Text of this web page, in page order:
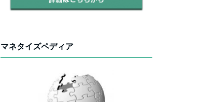
マネタイズペディア